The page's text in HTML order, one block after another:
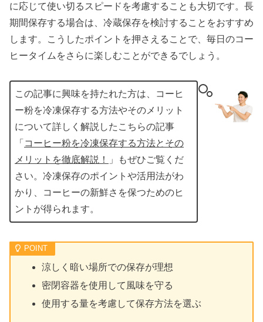
に応じて使い切るスピードを考慮することも大切です。長
期間保存する場合は、冷蔵保存を検討することをおすすめ
します。こうしたポイントを押さえることで、毎日のコー
ヒータイムをさらに楽しむことができるでしょう。
この記事に興味を持たれた方は、コーヒ
ー粉を冷凍保存する方法やそのメリット
について詳しく解説したこちらの記事
「 コーヒー粉を冷凍保存する方法とその
メリットを徹底解説！
」もぜひご覧くだ
さい。冷凍保存のポイントや活用法がわ
かり、コーヒーの新鮮さを保つためのヒ
ントが得られます。
涼しく暗い場所での保存が理想
密閉容器を使用して風味を守る
使用する量を考慮して保存方法を選ぶ